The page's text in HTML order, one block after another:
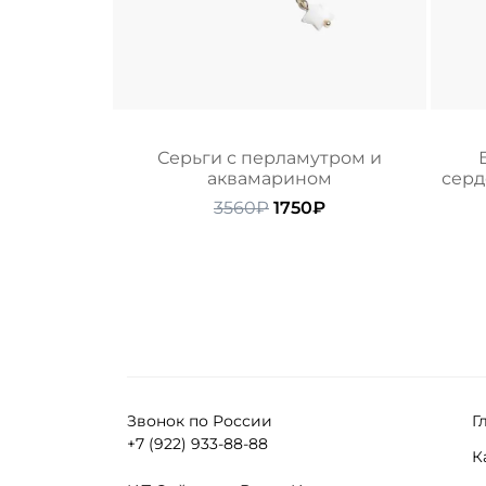
Серьги с перламутром и
аквамарином
3560₽ Первоначальная
1750₽Текущая
Звонок по России
+7 (922) 933-88-88